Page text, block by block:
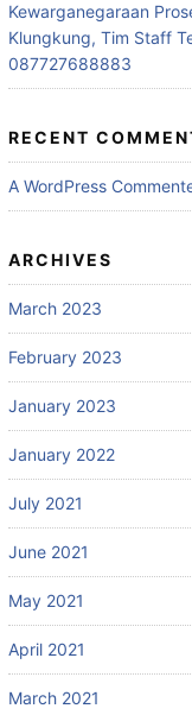
Kewarganegaraan
Klungkung, Tim Staff
087727688883
RECENT
A WordPress
ARCHIVES
March 2023
February 2023
January 2023
January 2022
July 2021
June 2021
May 2021
April 2021
March 2021